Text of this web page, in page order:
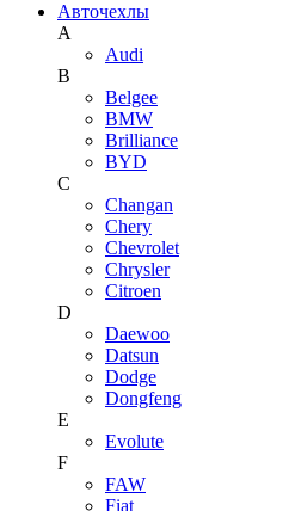
Авточехлы
A
Audi
B
Belgee
BMW
Brilliance
BYD
C
Changan
Chery
Chevrolet
Chrysler
Citroen
D
Daewoo
Datsun
Dodge
Dongfeng
E
Evolute
F
FAW
Fiat